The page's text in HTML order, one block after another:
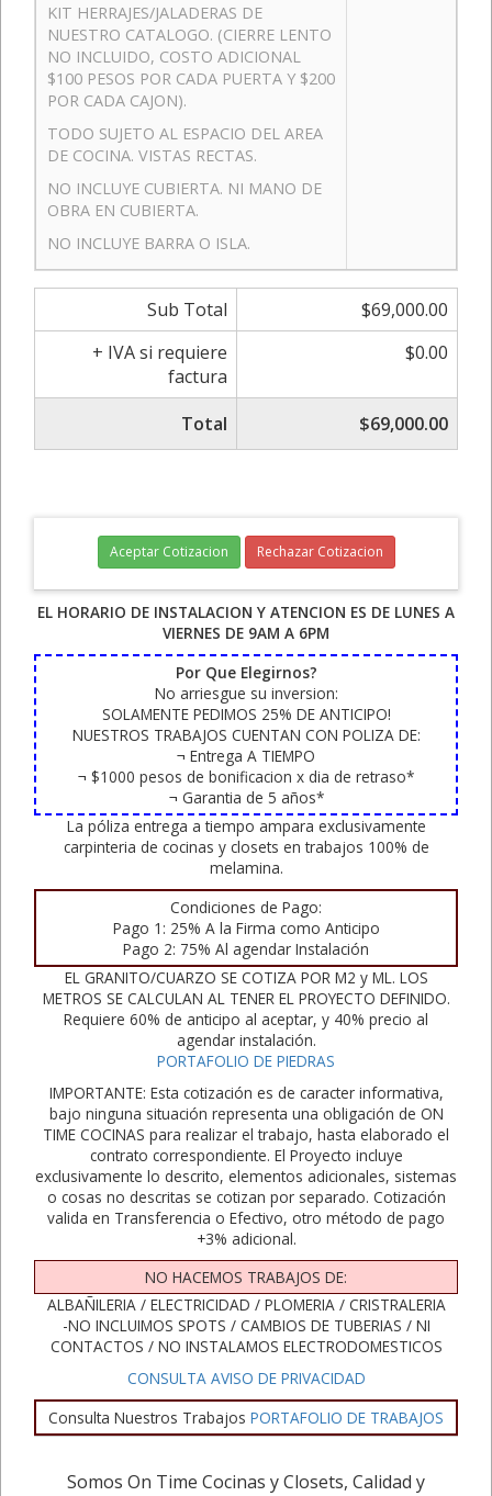
KIT HERRAJES/JALADERAS DE
NUESTRO CATALOGO. (CIERRE LENTO
NO INCLUIDO, COSTO ADICIONAL
$100 PESOS POR CADA PUERTA Y $200
POR CADA CAJON).
TODO SUJETO AL ESPACIO DEL AREA
DE COCINA. VISTAS RECTAS.
NO INCLUYE CUBIERTA. NI MANO DE
OBRA EN CUBIERTA.
NO INCLUYE BARRA O ISLA.
Sub Total
$69,000.00
+ IVA si requiere
factura
$0.00
Total $69,000.00
Aceptar Cotizacion Rechazar Cotizacion
EL HORARIO DE INSTALACION Y ATENCION ES DE LUNES A
VIERNES DE 9AM A 6PM
Por Que Elegirnos?
No arriesgue su inversion:
SOLAMENTE PEDIMOS 25% DE ANTICIPO!
NUESTROS TRABAJOS CUENTAN CON POLIZA DE:
¬ Entrega A TIEMPO
¬ $1000 pesos de bonificacion x dia de retraso*
¬ Garantia de 5 años*
La póliza entrega a tiempo ampara exclusivamente
carpinteria de cocinas y closets en trabajos 100% de
melamina.
Condiciones de Pago:
Pago 1: 25% A la Firma como Anticipo
Pago 2: 75% Al agendar Instalación
EL GRANITO/CUARZO SE COTIZA POR M2 y ML. LOS
METROS SE CALCULAN AL TENER EL PROYECTO DEFINIDO.
Requiere 60% de anticipo al aceptar, y 40% precio al
agendar instalación.
PORTAFOLIO DE PIEDRAS
IMPORTANTE: Esta cotización es de caracter informativa,
bajo ninguna situación representa una obligación de ON
TIME COCINAS para realizar el trabajo, hasta elaborado el
contrato correspondiente. El Proyecto incluye
exclusivamente lo descrito, elementos adicionales, sistemas
o cosas no descritas se cotizan por separado. Cotización
valida en Transferencia o Efectivo, otro método de pago
+3% adicional.
NO HACEMOS TRABAJOS DE:
ALBAÑILERIA / ELECTRICIDAD / PLOMERIA / CRISTRALERIA
-NO INCLUIMOS SPOTS / CAMBIOS DE TUBERIAS / NI
CONTACTOS / NO INSTALAMOS ELECTRODOMESTICOS
CONSULTA AVISO DE PRIVACIDAD
Consulta Nuestros Trabajos PORTAFOLIO DE TRABAJOS
Somos On Time Cocinas y Closets, Calidad y